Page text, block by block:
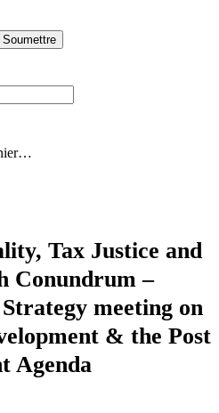
Tax Justice and
Conundrum –
meeting on
& the Post
Agenda